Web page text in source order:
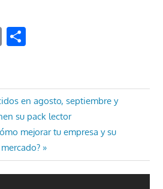
EmailCompartir
en agosto, septiembre y
su pack lector
mejorar tu empresa y su